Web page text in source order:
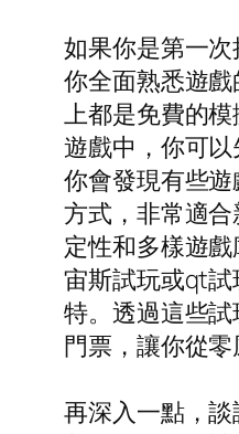
如果你是第一
你全面熟悉遊
上都是免費的
遊戲中，你可
你會發現有些
方式，非常適
定性和多樣遊
宙斯試玩或qt試
特。透過這些
門票，讓你從零
再深入一點，